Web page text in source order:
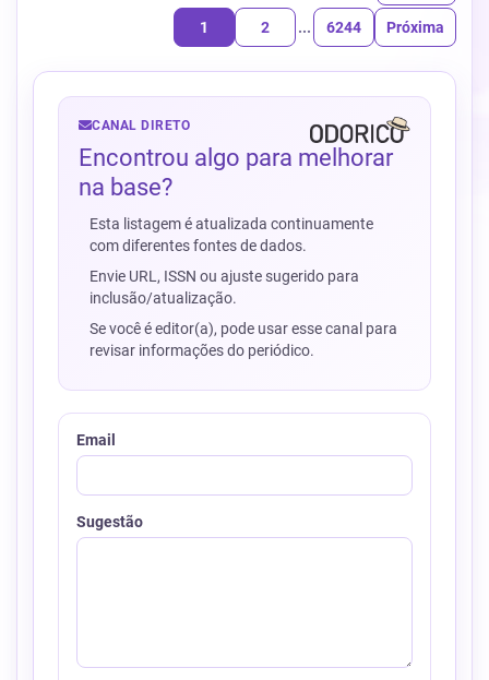
1 2 ... 6244 Próxima
CANAL DIRETO
Encontrou algo para melhorar
na base?
Esta listagem é atualizada continuamente
com diferentes fontes de dados.
Envie URL, ISSN ou ajuste sugerido para
inclusão/atualização.
Se você é editor(a), pode usar esse canal para
revisar informações do periódico.
Email
Sugestão